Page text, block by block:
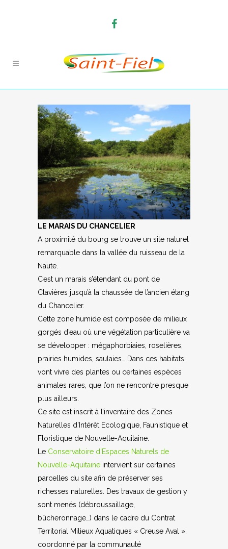
LE MARAIS DU CHANCELIER
A proximité du bourg se trouve un site naturel
remarquable dans la vallée du ruisseau de la
Naute.
C’est un marais s’étendant du pont de
Clavières jusqu’à la chaussée de l’ancien étang
du Chancelier.
Cette zone humide est composée de milieux
gorgés d’eau où une végétation particulière va
se développer : mégaphorbiaies, roselières,
prairies humides, saulaies… Dans ces habitats
vont vivre des plantes ou certaines espèces
animales rares, que l’on ne rencontre presque
plus ailleurs.
Ce site est inscrit à l’inventaire des Zones
Naturelles d’Intérêt Ecologique, Faunistique et
Floristique de Nouvelle-Aquitaine.
Le Conservatoire d’Espaces Naturels de
Nouvelle-Aquitaine intervient sur certaines
parcelles du site afin de préserver ses
richesses naturelles. Des travaux de gestion y
sont menés (débroussaillage,
bûcheronnage…) dans le cadre du Contrat
Territorial Milieux Aquatiques « Creuse Aval »,
coordonné par la communauté